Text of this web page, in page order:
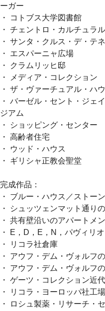
ーガー
・ コトブス大学図書館
・ チェントロ・カルチュラ
・ サンタ・クルス・デ・テ
・ エスパーニャ広場
・ クラムリッヒ邸
・ メディア・コレクション
・ ザ・ヴァーチュアル・ハ
・ バーゼル・セント・ジ
ジアム
・ ショッピング・センター
・ 高齢者住宅
・ ウッド・ハウス
・ ギリシャ正教会聖堂
完成作品：
・ ブルー・ハウス／ストー
・ シュッツェンマット通り
・ 共有壁沿いのアパートメ
・ E，D，E，N，パヴィリ
・ リコラ社倉庫
・ アウフ・デム・ヴォルフ
・ アウフ・デム・ヴォルフ
・ ゲーツ・コレクション近
・ リコラ・ヨーロッパ社工
・ ロシュ製薬・リサーチ・